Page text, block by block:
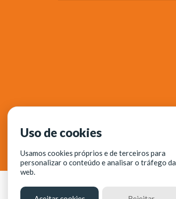
Uso de cookies
Usamos cookies próprios e de terceiros para
personalizar o conteúdo e analisar o tráfego da
web.